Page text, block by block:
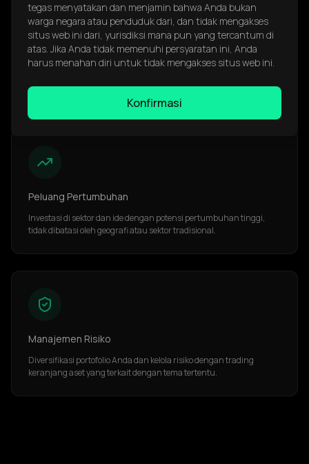
Tema Terkurasi oleh Ahli
global yang paling relevan dan berpotensi tinggi.
Peluang Pertumbuhan
Investasi di sektor dan ide dengan potensi pertumbuhan tinggi,
tidak dibatasi oleh geografi atau sektor tradisional.
Manajemen Risiko
Diversifikasi portofolio Anda dan kelola risiko dengan trading
keranjang aset yang terkait dengan tema tertentu.
tegas menyatakan dan menjamin bahwa Anda bukan
warga negara atau penduduk dari, dan tidak mengakses
situs web ini dari, yurisdiksi mana pun yang tercantum di
atas. Jika Anda tidak memenuhi persyaratan ini, Anda
harus menahan diri untuk tidak mengakses situs web ini.
Konfirmasi